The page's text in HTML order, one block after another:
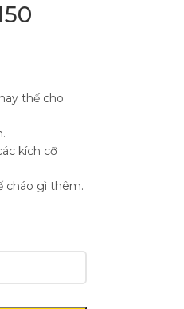
thế cho
kích cỡ
cháo gì thêm.